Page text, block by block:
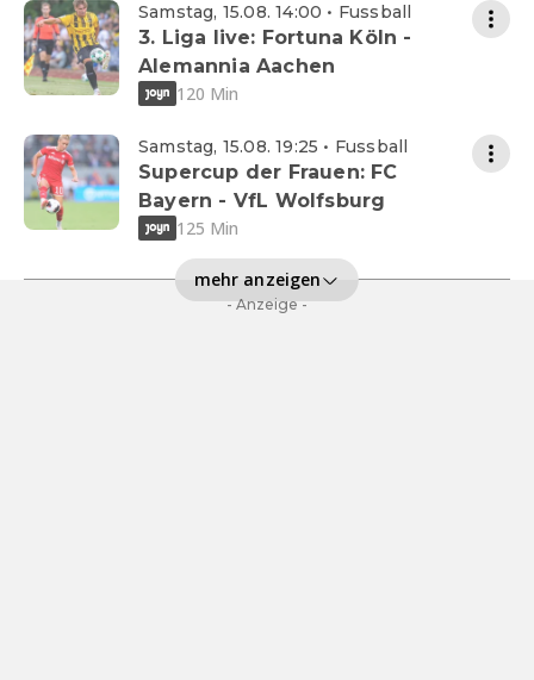
Samstag, 15.08. 14:00 • Fussball
3. Liga live: Fortuna Köln -
Alemannia Aachen
120 Min
Samstag, 15.08. 19:25 • Fussball
Supercup der Frauen: FC
Bayern - VfL Wolfsburg
125 Min
mehr anzeigen
- Anzeige -